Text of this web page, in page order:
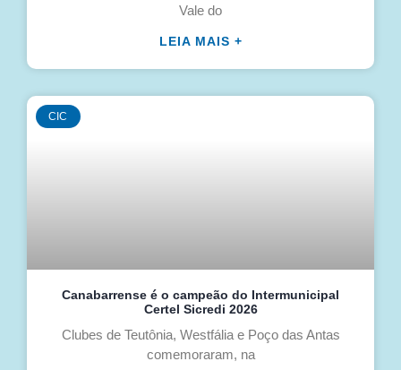
Vale do
LEIA MAIS +
CIC
Canabarrense é o campeão do Intermunicipal
Certel Sicredi 2026
Clubes de Teutônia, Westfália e Poço das Antas
comemoraram, na